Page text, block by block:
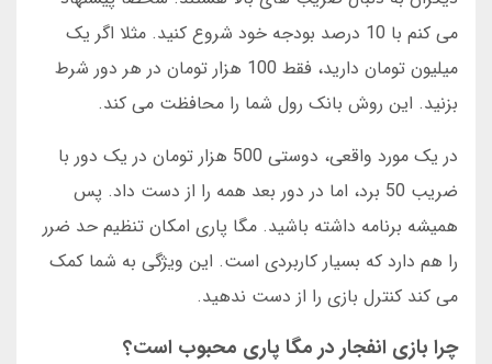
می کنم با 10 درصد بودجه خود شروع کنید. مثلا اگر یک
میلیون تومان دارید، فقط 100 هزار تومان در هر دور شرط
بزنید. این روش بانک رول شما را محافظت می کند.
در یک مورد واقعی، دوستی 500 هزار تومان در یک دور با
ضریب 50 برد، اما در دور بعد همه را از دست داد. پس
همیشه برنامه داشته باشید. مگا پاری امکان تنظیم حد ضرر
را هم دارد که بسیار کاربردی است. این ویژگی به شما کمک
می کند کنترل بازی را از دست ندهید.
چرا بازی انفجار در مگا پاری محبوب است؟